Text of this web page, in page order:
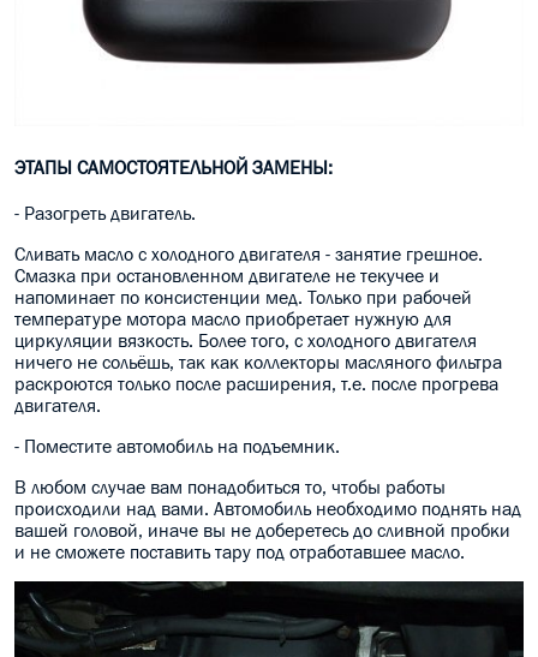
ЭТАПЫ САМОСТОЯТЕЛЬНОЙ ЗАМЕНЫ:
- Разогреть двигатель.
Сливать масло с холодного двигателя - занятие грешное.
Смазка при остановленном двигателе не текучее и
напоминает по консистенции мед. Только при рабочей
температуре мотора масло приобретает нужную для
циркуляции вязкость. Более того, с холодного двигателя
ничего не сольёшь, так как коллекторы масляного фильтра
раскроются только после расширения, т.е. после прогрева
двигателя.
- Поместите автомобиль на подъемник.
В любом случае вам понадобиться то, чтобы работы
происходили над вами. Автомобиль необходимо поднять над
вашей головой, иначе вы не доберетесь до сливной пробки
и не сможете поставить тару под отработавшее масло.